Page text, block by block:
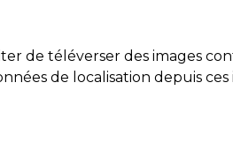
de téléverser des images
de localisation depuis ces